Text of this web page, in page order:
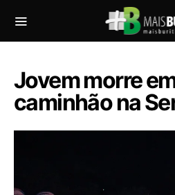
Jovem morre
caminhão na